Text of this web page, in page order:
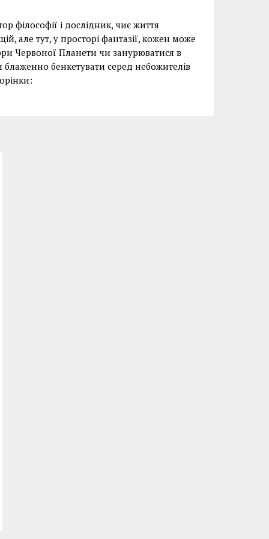
філософії і дослідник, чиє життя
але тут, у просторі фантазії, кожен може
Червоної Планети чи занурюватися в
блаженно бенкетувати серед небожителів